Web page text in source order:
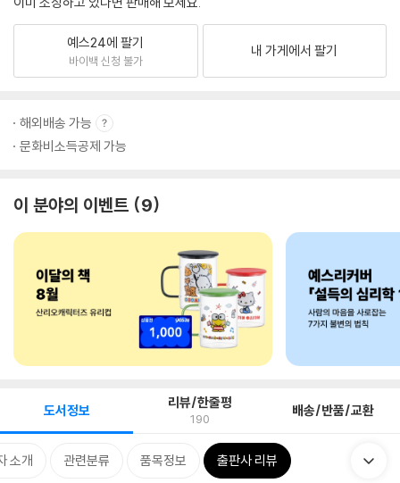
예스24에 팔기
바이백 신청 불가
내 가게에서 팔기
해외배송 가능
문화비소득공제 가능
이 분야의 이벤트 9
도서정보 리뷰/한줄평
190 배송/반품/교환
소개 관련분류 품목정보 출판사 리뷰